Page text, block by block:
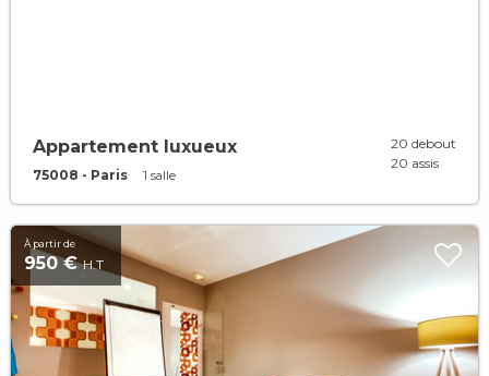
Appartement luxueux
75008 - Paris 1 salle
20 debout
20 assis
À partir de
950 €H.T